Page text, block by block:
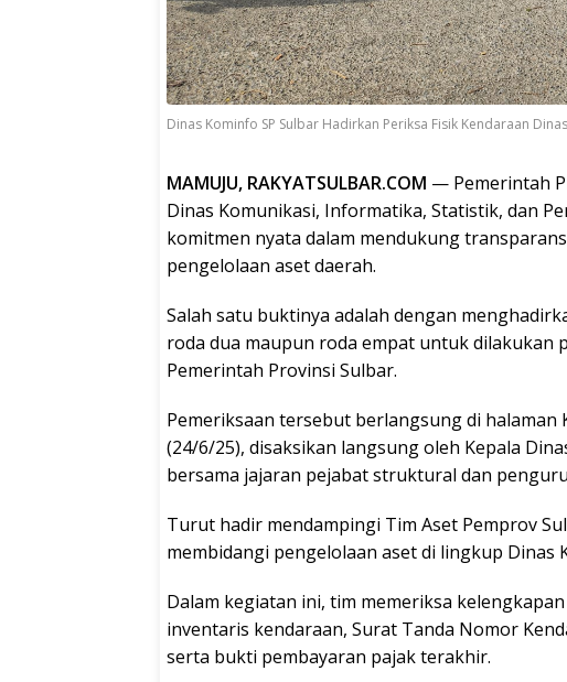
Dinas Kominfo SP Sulbar Hadirkan Periksa Fisik Kendaraan
MAMUJU, RAKYATSULBAR.COM — Pemerintah
Dinas Komunikasi, Informatika, Statistik, dan
komitmen nyata dalam mendukung
pengelolaan aset daerah.
Salah satu buktinya adalah dengan
roda dua maupun roda empat untuk dilakukan
Pemerintah Provinsi Sulbar.
Pemeriksaan tersebut berlangsung di halaman
(24/6/25), disaksikan langsung oleh Kepala
bersama jajaran pejabat struktural dan
Turut hadir mendampingi Tim Aset Pemprov
membidangi pengelolaan aset di lingkup Dinas
Dalam kegiatan ini, tim memeriksa
inventaris kendaraan, Surat Tanda Nomor
serta bukti pembayaran pajak terakhir.